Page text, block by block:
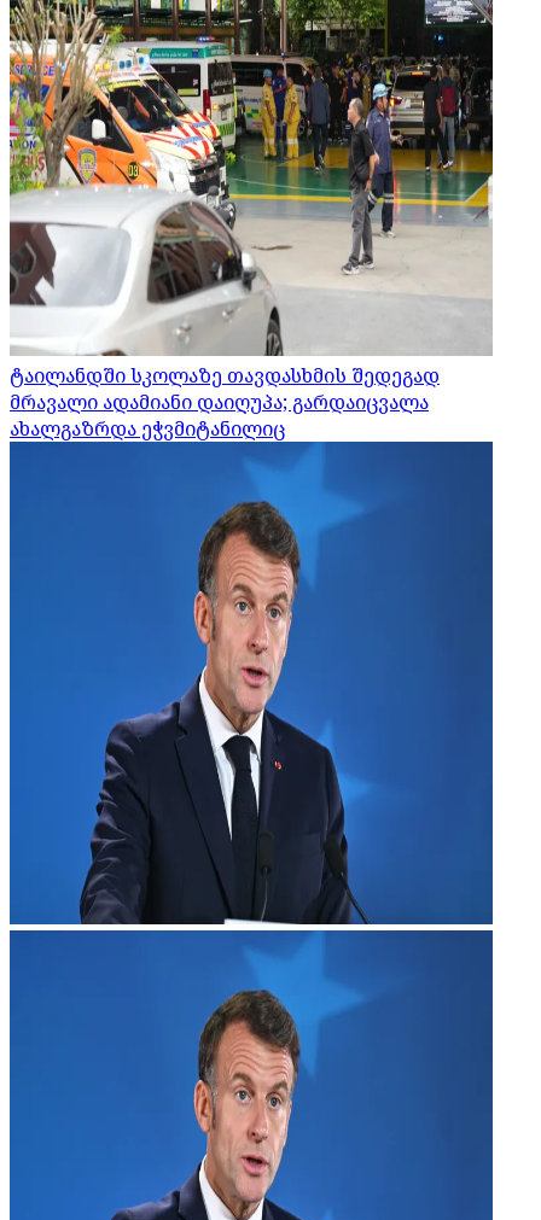
ტაილანდში სკოლაზე თავდასხმის შედეგად
მრავალი ადამიანი დაიღუპა; გარდაიცვალა
ახალგაზრდა ეჭვმიტანილიც